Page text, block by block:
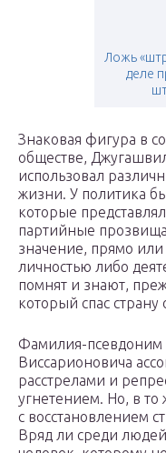
Ложь
деле
Знаковая фигура в
обществе,
использовал
жизни. У политика
которые
партийные
значение, прямо или
личностью либо
помнят и знают,
который спас страну
Фамилия-
Виссарионовича
расстрелами и
угнетением. Но, в то
с восстановлением
Вряд ли среди